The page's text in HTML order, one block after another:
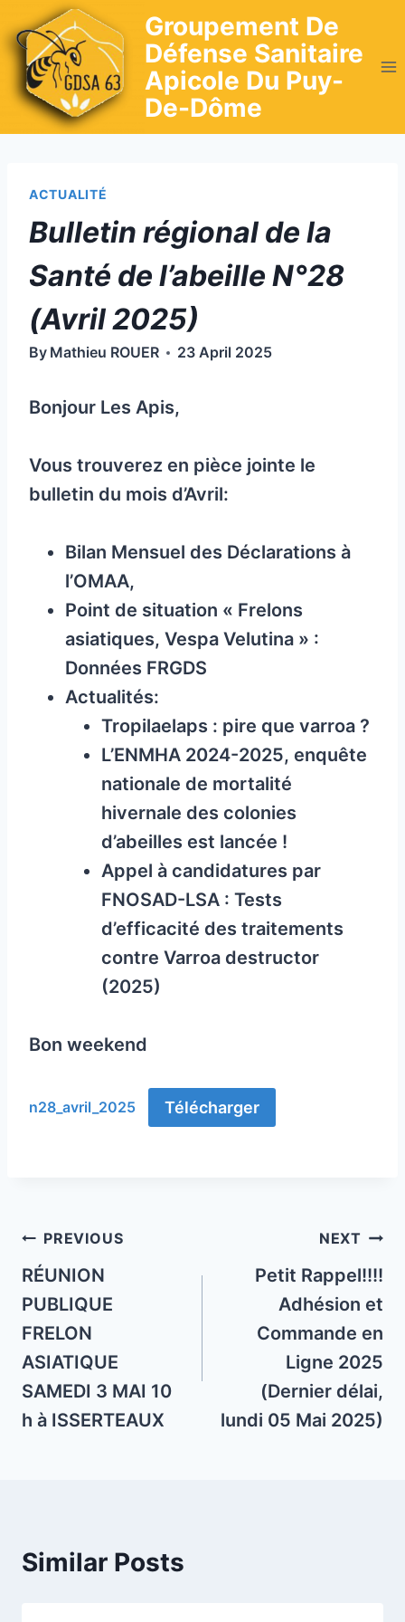
to
content
Groupement De
Défense Sanitaire
Apicole Du Puy-
De-Dôme
ACTUALITÉ
Bulletin régional de la
Santé de l’abeille N°28
(Avril 2025)
By Mathieu ROUER 23 April 2025
Bonjour Les Apis,
Vous trouverez en pièce jointe le
bulletin du mois d’Avril:
Bilan Mensuel des Déclarations à
l’OMAA,
Point de situation « Frelons
asiatiques, Vespa Velutina » :
Données FRGDS
Actualités:
Tropilaelaps : pire que varroa ?
L’ENMHA 2024-2025, enquête
nationale de mortalité
hivernale des colonies
d’abeilles est lancée !
Appel à candidatures par
FNOSAD-LSA : Tests
d’efficacité des traitements
contre Varroa destructor
(2025)
Bon weekend
n28_avril_2025 Télécharger
Post
navigation
PREVIOUS
RÉUNION
PUBLIQUE
FRELON
ASIATIQUE
SAMEDI 3 MAI 10
h à ISSERTEAUX
NEXT
Petit Rappel!!!!
Adhésion et
Commande en
Ligne 2025
(Dernier délai,
lundi 05 Mai 2025)
Similar Posts